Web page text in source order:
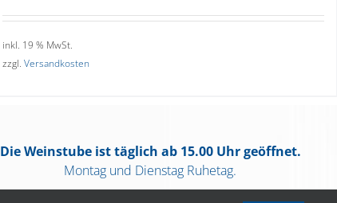
inkl. 19 % MwSt.
zzgl.Versandkosten
Die Weinstube ist täglich ab 15.00 Uhr geöffnet.
Montag und Dienstag Ruhetag.